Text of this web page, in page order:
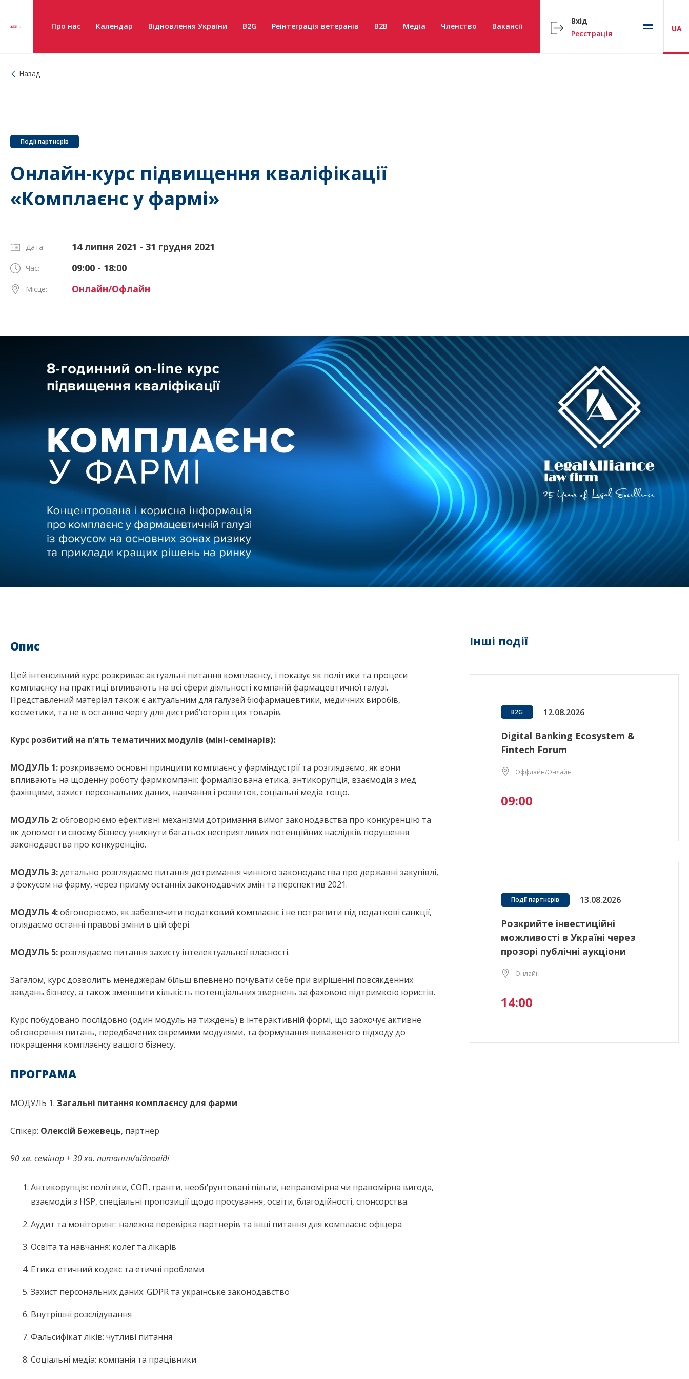
Про нас Календар Відновлення України B2G Реінтеграція ветеранів B2B Медіа Членство Вакансії
Вхід
Реєстрація
UA
Назад
Події партнерів
Онлайн-курс підвищення кваліфікації
«Комплаєнс у фармі»
Дата: 14 липня 2021 - 31 грудня 2021
Час: 09:00 - 18:00
Місце: Онлайн/Офлайн
Опис
Цей інтенсивний курс розкриває актуальні питання комплаєнсу, і показує як політики та процеси
комплаєнсу на практиці впливають на всі сфери діяльності компаній фармацевтичної галузі.
Представлений матеріал також є актуальним для галузей біофармацевтики, медичних виробів,
косметики, та не в останню чергу для дистриб’юторів цих товарів.
Курс розбитий на п’ять тематичних модулів (міні-семінарів):
МОДУЛЬ 1: розкриваємо основні принципи комплаєнс у фарміндустрії та розглядаємо, як вони
впливають на щоденну роботу фармкомпанії: формалізована етика, антикорупція, взаємодія з мед
фахівцями, захист персональних даних, навчання і розвиток, соціальні медіа тощо.
МОДУЛЬ 2:обговорюємо ефективні механізми дотримання вимог законодавства про конкуренцію та
як допомогти своєму бізнесу уникнути багатьох несприятливих потенційних наслідків порушення
законодавства про конкуренцію.
МОДУЛЬ 3:детально розглядаємо питання дотримання чинного законодавства про державні закупівлі,
з фокусом на фарму, через призму останніх законодавчих змін та перспектив 2021.
МОДУЛЬ 4:обговорюємо, як забезпечити податковий комплаєнс і не потрапити під податкові санкції,
оглядаємо останні правові зміни в цій сфері.
МОДУЛЬ 5: розглядаємо питання захисту інтелектуальної власності.
Загалом, курс дозволить менеджерам більш впевнено почувати себе при вирішенні повсякденних
завдань бізнесу, а також зменшити кількість потенціальних звернень за фаховою підтримкою юристів.
Курс побудовано послідовно (один модуль на тиждень) в інтерактивній формі, що заохочує активне
обговорення питань, передбачених окремими модулями, та формування виваженого підходу до
покращення комплаєнсу вашого бізнесу.
ПРОГРАМА
МОДУЛЬ 1. Загальні питання комплаєнсу для фарми
Спікер: Олексій Бежевець, партнер
90 хв. семінар + 30 хв. питання/відповіді
Антикорупція: політики, СОП, гранти, необґрунтовані пільги, неправомірна чи правомірна вигода,
взаємодія з HSP, спеціальні пропозиції щодо просування, освіти, благодійності, спонсорства.
Аудит та моніторинг: належна перевірка партнерів та інші питання для комплаєнс офіцера
Освіта та навчання: колег та лікарів
Етика: етичний кодекс та етичні проблеми
Захист персональних даних: GDPR та українське законодавство
Внутрішні розслідування
Фальсифікат ліків: чутливі питання
Соціальні медіа: компанія та працівники
Інші події
B2G 12.08.2026
Digital Banking Ecosystem &
Fintech Forum
Оффлайн/Онлайн
09:00
Події партнерів 13.08.2026
Розкрийте інвестиційні
можливості в Україні через
прозорі публічні аукціони
Онлайн
14:00